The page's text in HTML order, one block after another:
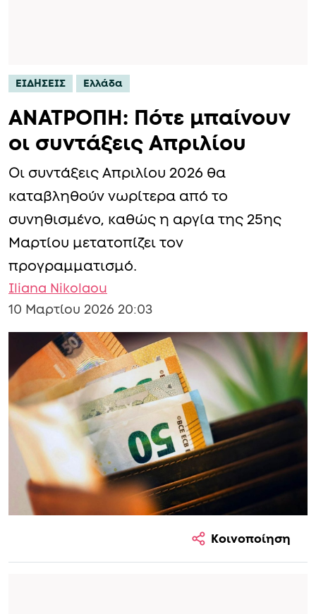
ΕΙΔΗΣΕΙΣ Ελλάδα
ΑΝΑΤΡΟΠΗ: Πότε μπαίνουν
οι συντάξεις Απριλίου
Οι συντάξεις Απριλίου 2026 θα
καταβληθούν νωρίτερα από το
συνηθισμένο, καθώς η αργία της 25ης
Μαρτίου μετατοπίζει τον
προγραμματισμό.
Iliana Nikolaou
10 Μαρτίου 2026 20:03
Κοινοποίηση